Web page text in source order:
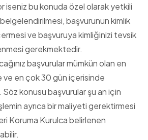
iseniz bu konuda özel olarak yetkili
başvurunun kimlik
ve başvuruya kimliğinizi tevsik
gerekmektedir.
başvurular mümkün olan en
ve en çok 30 gün içerisinde
Söz konusu başvurular şu an için
ayrıca bir maliyeti gerektirmesi
Koruma Kurulca belirlenen